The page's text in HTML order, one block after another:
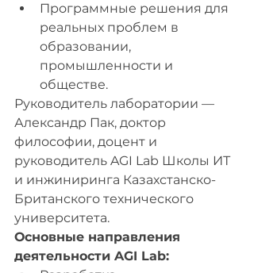
Программные решения для
реальных проблем в
образовании,
промышленности и
обществе.
Руководитель лаборатории —
Александр Пак, доктор
философии, доцент и
руководитель AGI Lab Школы ИТ
и инжиниринга Казахстанско-
Британского технического
университета.
Основные направления
деятельности AGI Lab: